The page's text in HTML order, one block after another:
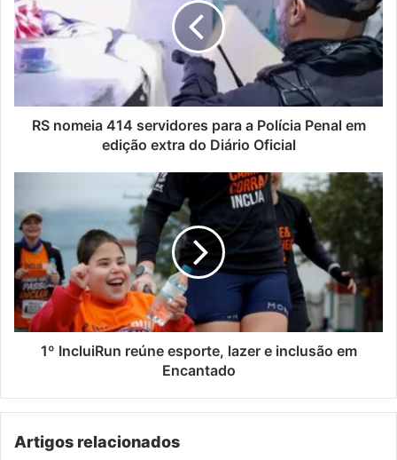
servidores
para
a
Polícia
em
edição
RS nomeia 414 servidores para a Polícia Penal em
edição extra do Diário Oficial
reúne
esporte,
lazer
e
inclusão
em
Encantado
1º IncluiRun reúne esporte, lazer e inclusão em
Encantado
Artigos relacionados